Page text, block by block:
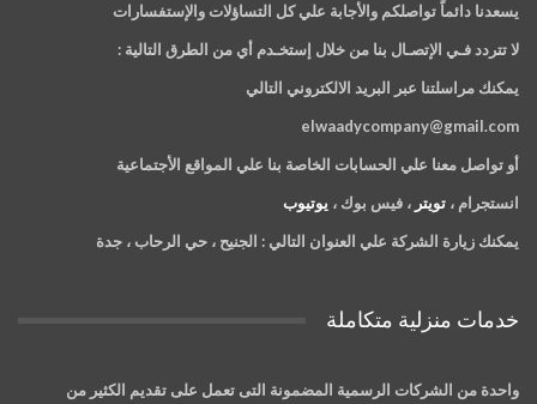
يسعدنا دائماً تواصلكم والأجابة علي كل التساؤلات والإستفسارات
لا تتردد فـي الإتصـال بنا من خلال إستخـدم أي من الطرق التالية :
يمكنك مراسلتنا عبر البريد الالكتروني التالي
elwaadycompany@gmail.com
أو تواصل معنا علي الحسابات الخاصة بنا علي المواقع الأجتماعية
انستجرام ، تويتر ، فيس بوك ، يوتيوب
يمكنك زيارة الشركة علي العنوان التالي : الجنيح ، حي الرحاب ، جدة
خدمات منزلية متكاملة
واحدة من الشركات الرسمية المضمونة التى تعمل على تقديم الكثير من